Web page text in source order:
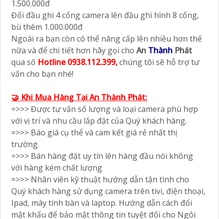
1.500.000đ
Đổi đầu ghi 4 cổng camera lên đầu ghi hình 8 cổng,
bù thêm 1.000.000đ
Ngoài ra bạn còn có thể nâng cấp lên nhiều hơn thế
nữa và để chi tiết hơn hãy gọi cho An Thành Phát
qua số Hotline 0938.112.399,chúng tôi sẽ hỗ trợ tư
vấn cho bạn nhé!
🤝 Khi Mua Hàng Tại An Thành Phát:
=>>> Được tư vấn số lượng và loại camera phù hợp
với vị trí và nhu cầu lắp đặt của Quý khách hàng.
=>>> Báo giá cụ thể và cam kết giá rẻ nhất thị
trường.
=>>> Bán hàng đặt uy tín lên hàng đầu nói không
với hàng kém chất lượng
=>>> Nhân viên kỹ thuật hướng dẫn tận tình cho
Quý khách hàng sử dụng camera trên tivi, điện thoại,
Ipad, máy tính bàn và laptop. Hướng dẫn cách đổi
mật khẩu để bảo mật thông tin tuyệt đối cho Ngôi